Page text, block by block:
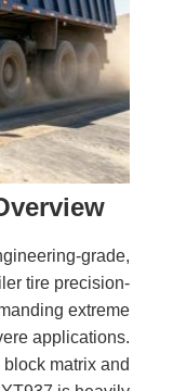
grade,
tire precision-
extreme
applications.
matrix and